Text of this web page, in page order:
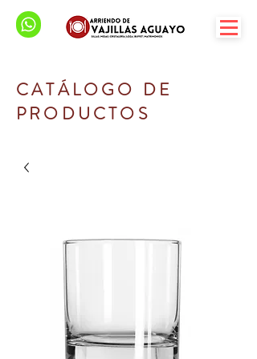
CATÁLOGO DE
PRODUCTOS